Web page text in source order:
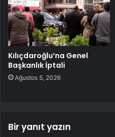
Kılıçdaroğlu’na Genel
Başkanlık İptali
Ağustos 5, 2026
Bir yanıt yazın